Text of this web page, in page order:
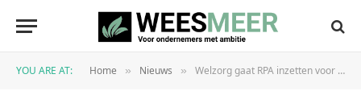
YOU ARE AT: Home » Nieuws » Welzorg gaat RPA inzetten voor hulp bij facturering